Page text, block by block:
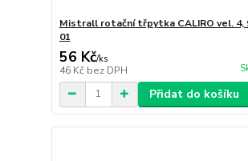
Mistrall rotační třpytka CALIRO vel. 4,
01
56 Kč/ks
46 Kč bez DPH
Přidat do košíku